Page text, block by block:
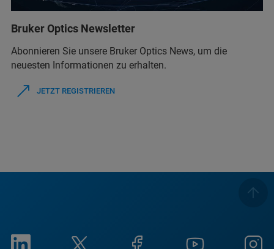
Bruker Optics Newsletter
Abonnieren Sie unsere Bruker Optics News, um die
neuesten Informationen zu erhalten.
JETZT REGISTRIEREN